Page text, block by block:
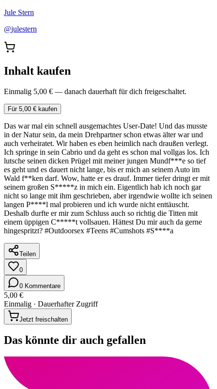
Jule Stern
@julestern
Inhalt kaufen
Einmalig 5,00 € — danach dauerhaft für dich freigeschaltet.
Für 5,00 € kaufen
Das war mal ein schnell ausgemachtes User-Date! Und das musste
in der Natur sein, da mein Drehpartner schon etwas älter war und
auch verheiratet. Wir haben es eben heimlich nach draußen verlegt.
Ich springe in sein Cabrio und da geht es schon mal vollgas los. Ich
lutsche seinen dicken Prügel mit meiner jungen Mundf***e so tief
es geht und es dauert nicht lange, bis er mich an seinem Auto im
Wald f**ken darf. Wow, hatte er es drauf. Immer tiefer dringt er mit
seinem großen S*****z in mich ein. Eigentlich hab ich noch gar
nicht so lange mit ihm geschrieben, aber irgendwie wollte ich seinen
langen P****l mal probieren und ich wurde nicht enttäuscht.
Deshalb durfte er mir zum Schluss auch so richtig die Titten mit
einem üppigen C*****t vollsauen. Hättest Du mir auch da gerne
hingespritzt? #Outdoorsex #Teens #Cumshots #S****a
Teilen
0
0 Kommentare
5,00 €
Einmalig · Dauerhafter Zugriff
Jetzt freischalten
Das könnte dir auch gefallen